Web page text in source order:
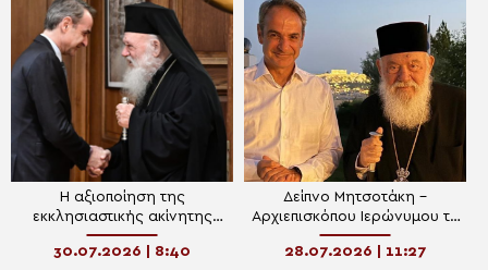
Η αξιοποίηση της
εκκλησιαστικής ακίνητης
περιουσίας στο “μενού” του
δείπνου Μητσοτάκη-
30.07.2026 | 8:40
Δείπνο Μητσοτάκη –
Αρχιεπισκόπου Ιερώνυμου το
βράδυ της Δευτέρας
28.07.2026 | 11:27